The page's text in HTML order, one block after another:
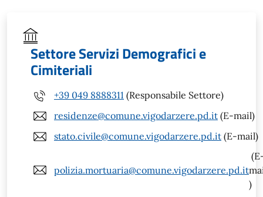
Settore Servizi Demografici e
Cimiteriali
+39 049 8888311 (Responsabile Settore)
residenze@comune.vigodarzere.pd.it (E-mail)
stato.civile@comune.vigodarzere.pd.it (E-mail)
polizia.mortuaria@comune.vigodarzere.pd.it
)